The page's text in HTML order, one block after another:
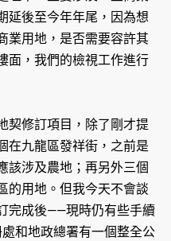
延後至今年年尾，因為想
業用地，是否需要容許其
面，我們的檢視工作進行
修訂項目，除了剛才提
在九龍區發祥街，之前是
該涉及農地；再另外三個
的用地。但我今天不會談
完成後——現時仍有些手續
和地政總署有一個整全公